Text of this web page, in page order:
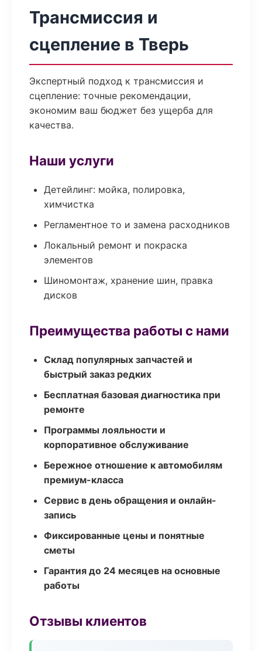
Трансмиссия и
сцепление в Тверь
Экспертный подход к трансмиссия и
сцепление: точные рекомендации,
экономим ваш бюджет без ущерба для
качества.
Наши услуги
Детейлинг: мойка, полировка,
химчистка
Регламентное то и замена расходников
Локальный ремонт и покраска
элементов
Шиномонтаж, хранение шин, правка
дисков
Преимущества работы с нами
Склад популярных запчастей и
быстрый заказ редких
Бесплатная базовая диагностика при
ремонте
Программы лояльности и
корпоративное обслуживание
Бережное отношение к автомобилям
премиум-класса
Сервис в день обращения и онлайн-
запись
Фиксированные цены и понятные
сметы
Гарантия до 24 месяцев на основные
работы
Отзывы клиентов